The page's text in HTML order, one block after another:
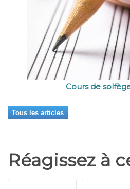
Cours de
Tous les articles
Réagissez à